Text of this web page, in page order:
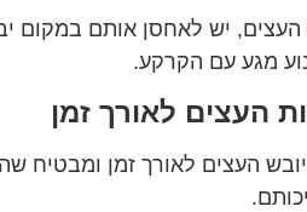
העצים, יש לאחסן אותם במקום
מגע עם הקרקע.
העצים לאורך זמן
העצים לאורך זמן ומבטיח